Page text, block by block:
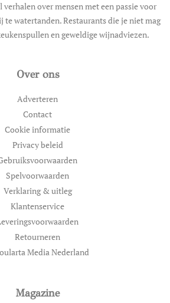
verhalen over mensen met een passie voor
te watertanden. Restaurants die je niet mag
en geweldige wijnadviezen.
Over ons
Adverteren
Contact
Cookie informatie
Privacy beleid
Spelvoorwaarden
Verklaring & uitleg
Klantenservice
Retourneren
Media Nederland
Magazine